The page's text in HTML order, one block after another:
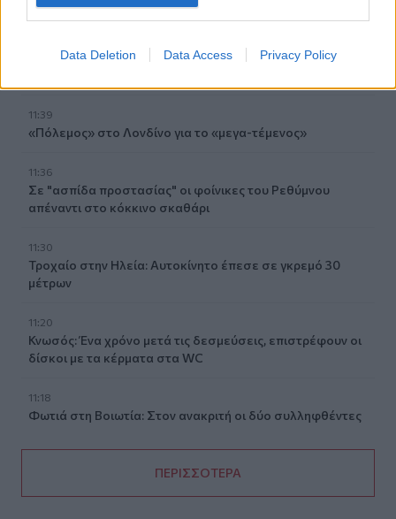
Data Deletion Data Access Privacy Policy
11:40
συγκυριακές - Είναι διαρθρωτικό πρόβλημα που πλήττει
11:39
«Πόλεμος» στο Λονδίνο για το «μεγα-τέμενος»
11:36
Σε "ασπίδα προστασίας" οι φοίνικες του Ρεθύμνου
απέναντι στο κόκκινο σκαθάρι
11:30
Τροχαίο στην Ηλεία: Αυτοκίνητο έπεσε σε γκρεμό 30
μέτρων
11:20
Κνωσός: Ένα χρόνο μετά τις δεσμεύσεις, επιστρέφουν οι
δίσκοι με τα κέρματα στα WC
11:18
Φωτιά στη Βοιωτία: Στον ανακριτή οι δύο συλληφθέντες
ΠΕΡΙΣΣΟΤΕΡΑ